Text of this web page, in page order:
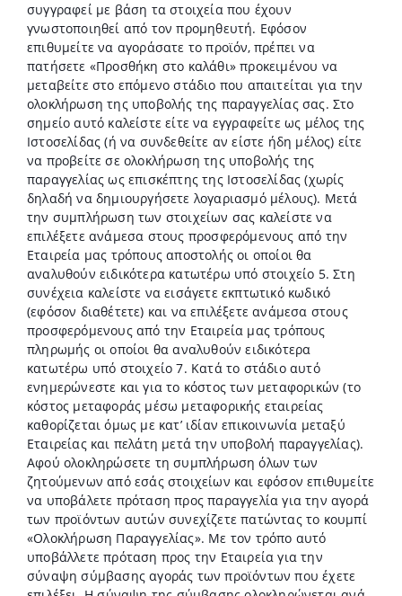
συγγραφεί με βάση τα στοιχεία που έχουν
γνωστοποιηθεί από τον προμηθευτή. Εφόσον
επιθυμείτε να αγοράσατε το προϊόν, πρέπει να
πατήσετε «Προσθήκη στο καλάθι» προκειμένου να
μεταβείτε στο επόμενο στάδιο που απαιτείται για την
ολοκλήρωση της υποβολής της παραγγελίας σας. Στο
σημείο αυτό καλείστε είτε να εγγραφείτε ως μέλος της
Ιστοσελίδας (ή να συνδεθείτε αν είστε ήδη μέλος) είτε
να προβείτε σε ολοκλήρωση της υποβολής της
παραγγελίας ως επισκέπτης της Ιστοσελίδας (χωρίς
δηλαδή να δημιουργήσετε λογαριασμό μέλους). Μετά
την συμπλήρωση των στοιχείων σας καλείστε να
επιλέξετε ανάμεσα στους προσφερόμενους από την
Εταιρεία μας τρόπους αποστολής οι οποίοι θα
αναλυθούν ειδικότερα κατωτέρω υπό στοιχείο 5. Στη
συνέχεια καλείστε να εισάγετε εκπτωτικό κωδικό
(εφόσον διαθέτετε) και να επιλέξετε ανάμεσα στους
προσφερόμενους από την Εταιρεία μας τρόπους
πληρωμής οι οποίοι θα αναλυθούν ειδικότερα
κατωτέρω υπό στοιχείο 7. Κατά το στάδιο αυτό
ενημερώνεστε και για το κόστος των μεταφορικών (το
κόστος μεταφοράς μέσω μεταφορικής εταιρείας
καθορίζεται όμως με κατ’ ιδίαν επικοινωνία μεταξύ
Εταιρείας και πελάτη μετά την υποβολή παραγγελίας).
Αφού ολοκληρώσετε τη συμπλήρωση όλων των
ζητούμενων από εσάς στοιχείων και εφόσον επιθυμείτε
να υποβάλετε πρόταση προς παραγγελία για την αγορά
των προϊόντων αυτών συνεχίζετε πατώντας το κουμπί
«Ολοκλήρωση Παραγγελίας». Με τον τρόπο αυτό
υποβάλλετε πρόταση προς την Εταιρεία για την
σύναψη σύμβασης αγοράς των προϊόντων που έχετε